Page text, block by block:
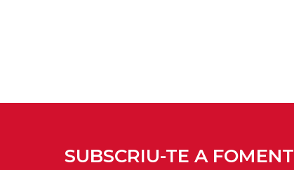
SUBSCRIU-TE A FOMENT